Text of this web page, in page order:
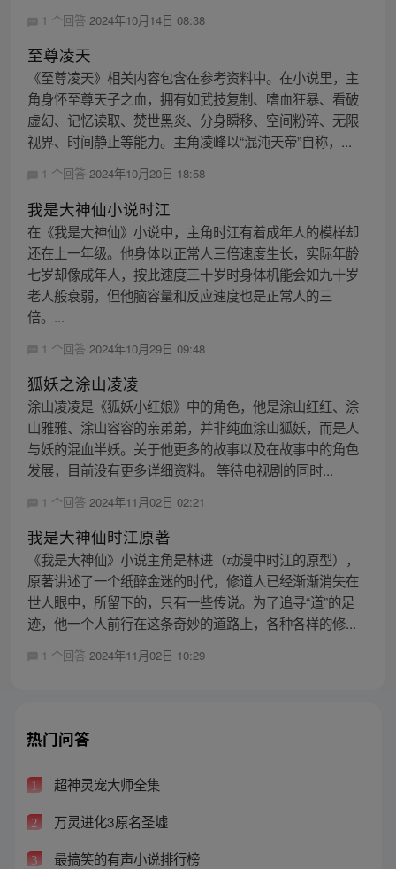
1 个回答 2024年10月14日 08:38
至尊凌天
《至尊凌天》相关内容包含在参考资料中。在小说里，主
角身怀至尊天子之血，拥有如武技复制、嗜血狂暴、看破
虚幻、记忆读取、焚世黑炎、分身瞬移、空间粉碎、无限
视界、时间静止等能力。主角凌峰以“混沌天帝”自称，...
1 个回答 2024年10月20日 18:58
我是大神仙小说时江
在《我是大神仙》小说中，主角时江有着成年人的模样却
还在上一年级。他身体以正常人三倍速度生长，实际年龄
七岁却像成年人，按此速度三十岁时身体机能会如九十岁
老人般衰弱，但他脑容量和反应速度也是正常人的三
倍。...
1 个回答 2024年10月29日 09:48
狐妖之涂山凌凌
涂山凌凌是《狐妖小红娘》中的角色，他是涂山红红、涂
山雅雅、涂山容容的亲弟弟，并非纯血涂山狐妖，而是人
与妖的混血半妖。关于他更多的故事以及在故事中的角色
发展，目前没有更多详细资料。 等待电视剧的同时...
1 个回答 2024年11月02日 02:21
我是大神仙时江原著
《我是大神仙》小说主角是林进（动漫中时江的原型），
原著讲述了一个纸醉金迷的时代，修道人已经渐渐消失在
世人眼中，所留下的，只有一些传说。为了追寻“道”的足
迹，他一个人前行在这条奇妙的道路上，各种各样的修...
1 个回答 2024年11月02日 10:29
热门问答
1 超神灵宠大师全集
2 万灵进化3原名圣墟
3 最搞笑的有声小说排行榜